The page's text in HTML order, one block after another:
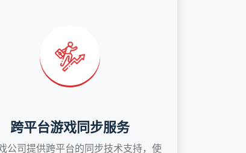
跨平台游戏同步服务
公司提供跨平台的同步技术支持，使